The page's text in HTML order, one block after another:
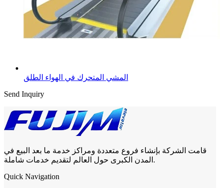
المشي المتحرك في الهواء الطلق
Send Inquiry
قامت الشركة بإنشاء فروع متعددة ومراكز خدمة ما بعد البيع في
المدن الكبرى حول العالم لتقديم خدمات شاملة.
Quick Navigation